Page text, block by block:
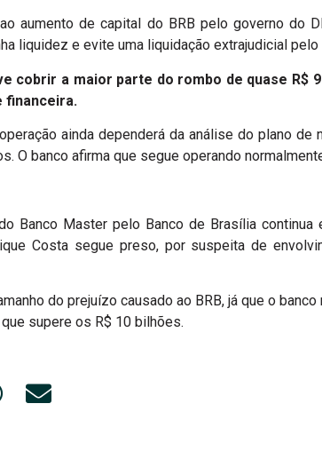
aumento de capital do BRB pelo governo do
liquidez e evite uma liquidação extrajudicial pelo
cobrir a maior parte do rombo de quase R$
financeira.
ainda dependerá da análise do plano
O banco afirma que segue operando
Banco Master pelo Banco de Brasília
Costa segue preso, por suspeita de
do prejuízo causado ao BRB, já que o
supere os R$ 10 bilhões.